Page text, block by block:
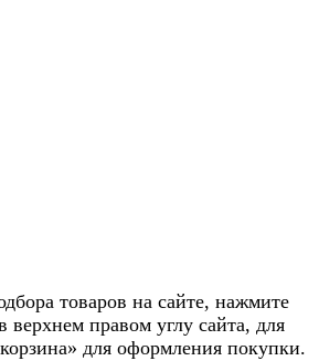
товаров на сайте, нажмите
верхнем правом углу сайта, для
для оформления покупки.